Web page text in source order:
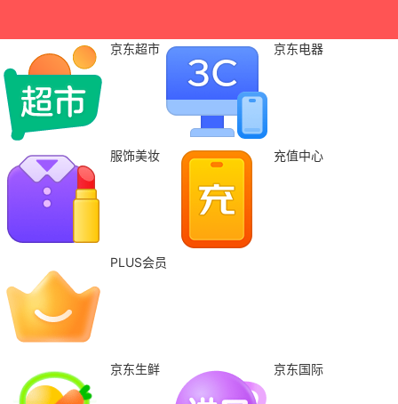
京东超市 京东电器
服饰美妆 充值中心
PLUS会员
京东生鲜 京东国际